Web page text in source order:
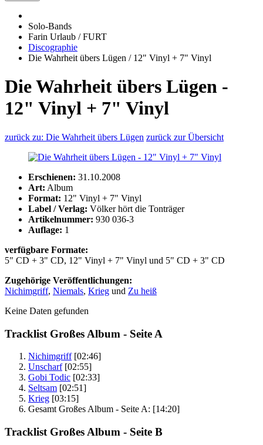
Solo-Bands
Farin Urlaub / FURT
Discographie
Die Wahrheit übers Lügen / 12" Vinyl + 7" Vinyl
Die Wahrheit übers Lügen -
12" Vinyl + 7" Vinyl
zurück zu: Die Wahrheit übers Lügen zurück zur Übersicht
Erschienen: 31.10.2008
Art: Album
Format: 12" Vinyl + 7" Vinyl
Label / Verlag: Völker hört die Tonträger
Artikelnummer: 930 036-3
Auflage: 1
verfügbare Formate:
5" CD + 3" CD, 12" Vinyl + 7" Vinyl und 5" CD + 3" CD
Zugehörige Veröffentlichungen:
Nichimgriff, Niemals, Krieg und Zu heiß
Keine Daten gefunden
Tracklist Großes Album - Seite A
Nichimgriff [02:46]
Unscharf [02:55]
Gobi Todic [02:33]
Seltsam [02:51]
Krieg [03:15]
Gesamt Großes Album - Seite A: [14:20]
Tracklist Großes Album - Seite B